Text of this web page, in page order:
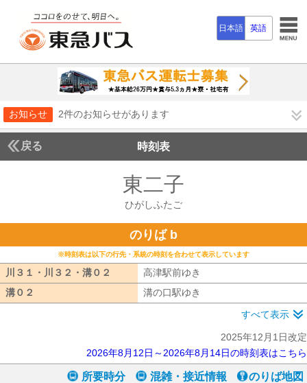
日本語 英語
お知らせ 2件のお知らせがあります
戻る 時刻表
東二子
ひがしふたご
のりば b
※時刻表は以下の行先・系統の時刻を合わせて表示しています
川３１・川３２・溝０２ 川３１・川３２・溝０２
高津駅前ゆき
溝０２
溝の口駅ゆき
すべて表示
2025年12月1日改定
2026年8月12日～2026年8月14日の時刻表はこちら
所要時分 混雑・接近情報 のりば地図